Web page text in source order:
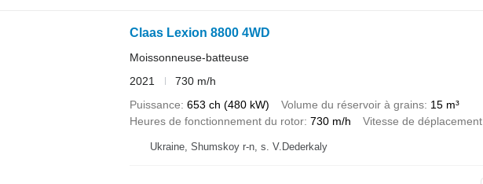
Claas Lexion 8800 4WD
Moissonneuse-batteuse
2021
730 m/h
Puissance 653 ch (480 kW) Volume du réservoir à grains 15 m³
Heures de fonctionnement du rotor 730 m/h Vitesse de déplacement
Ukraine, Shumskoy r-n, s. V.Dederkaly